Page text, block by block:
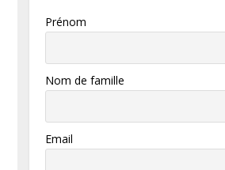
Prénom
Nom de famille
Email